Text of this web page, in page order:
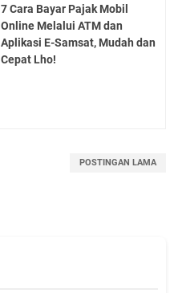
7 Cara Bayar Pajak Mobil
Online Melalui ATM dan
Aplikasi E-Samsat, Mudah dan
Cepat Lho!
POSTINGAN LAMA